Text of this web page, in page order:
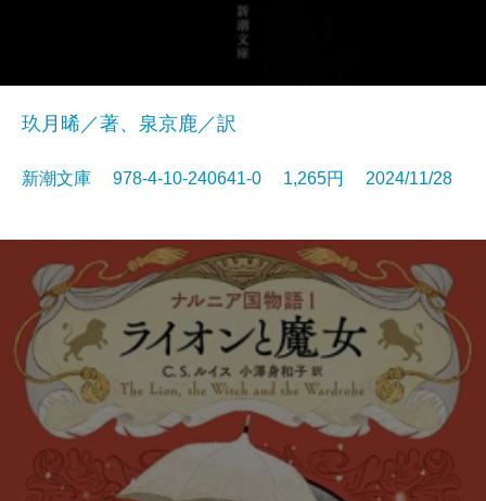
玖月晞／著、泉京鹿／訳
新潮文庫 978-4-10-240641-0 1,265円 2024/11/28